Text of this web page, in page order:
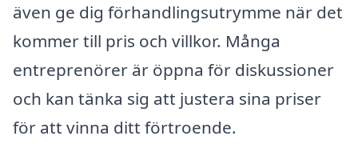
även ge dig förhandlingsutrymme när det
kommer till pris och villkor. Många
entreprenörer är öppna för diskussioner
och kan tänka sig att justera sina priser
för att vinna ditt förtroende.